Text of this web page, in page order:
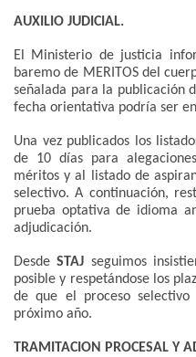
AUXILIO JUDICIAL.
El Ministerio de justicia
baremo de MERITOS del
señalada para la publicación
fecha orientativa podría ser en
Una vez publicados los
de 10 días para
méritos y al listado de
selectivo. A continuación,
prueba optativa de idioma
adjudicación.
DesdeSTAJ seguimos
posible y respetándose los
de que el proceso
próximo año.
TRAMITACION PROCESAL Y